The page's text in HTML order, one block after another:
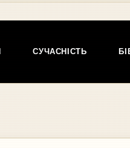
СУЧАСНІСТЬ